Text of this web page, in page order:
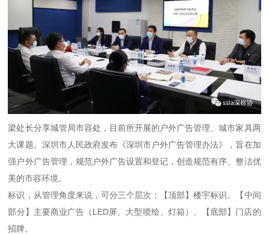
梁处长分享城管局市容处，目前所开展的户外广告管理、城市家具两
大课题。深圳市人民政府发布《深圳市户外广告管理办法》，旨在加
强户外广告管理，规范户外广告设置和登记，创造规范有序、整洁优
美的市容环境。
标识，从管理角度来说，可分三个层次：【顶部】楼宇标识、【中间
部分】主要商业广告（LED屏、大型喷绘、灯箱）、【底部】门店的
招牌。